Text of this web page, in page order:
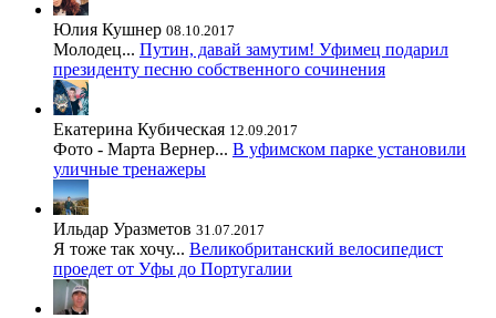
Юлия Кушнер 08.10.2017
Молодец... Путин, давай замутим! Уфимец подарил
президенту песню собственного сочинения
Екатерина Кубическая 12.09.2017
Фото - Марта Вернер... В уфимском парке установили
уличные тренажеры
Ильдар Уразметов 31.07.2017
Я тоже так хочу... Великобританский велосипедист
проедет от Уфы до Португалии